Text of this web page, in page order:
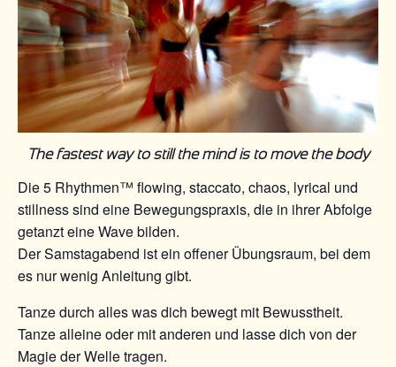
The fastest way to still the mind is to move the body
Die 5 Rhythmen™ flowing, staccato, chaos, lyrical und
stillness sind eine Bewegungspraxis, die in ihrer Abfolge
getanzt eine Wave bilden.
Der Samstagabend ist ein offener Übungsraum, bei dem
es nur wenig Anleitung gibt.
Tanze durch alles was dich bewegt mit Bewusstheit.
Tanze alleine oder mit anderen und lasse dich von der
Magie der Welle tragen.